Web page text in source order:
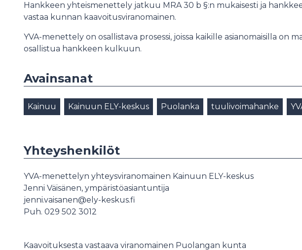
Hankkeen yhteismenettely jatkuu MRA 30 b §:n mukaisesti ja
vastaa kunnan kaavoitusviranomainen.
YVA-menettely on osallistava prosessi, joissa kaikille asianomaisilla on
osallistua hankkeen kulkuun.
Avainsanat
Kainuu Kainuun ELY-keskus Puolanka tuulivoimahanke
Yhteyshenkilöt
YVA-menettelyn yhteysviranomainen Kainuun ELY-keskus
Jenni Väisänen, ympäristöasiantuntija
jenni.vaisanen@ely-keskus.fi
Puh. 029 502 3012
Kaavoituksesta vastaava viranomainen Puolangan kunta